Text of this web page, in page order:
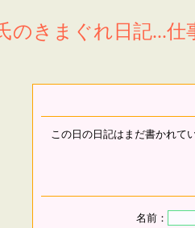
のきまぐれ日記...仕
この日の日記はまだ書かれて
名前：